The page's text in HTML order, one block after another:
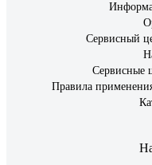
Сервисный
Сервисные
Правила